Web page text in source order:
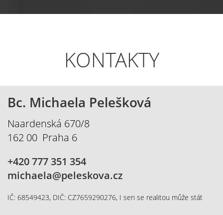
KONTAKTY
Bc. Michaela Pelešková
Naardenská 670/8
162 00 Praha 6
+420 777 351 354
michaela@peleskova.cz
IČ: 68549423, DIČ: CZ7659290276, I sen se realitou může stát